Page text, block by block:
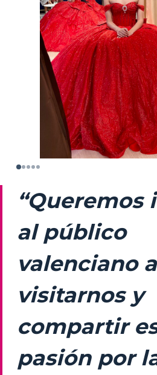
“Queremos
al público
valenciano a
visitarnos y
compartir
pasión por